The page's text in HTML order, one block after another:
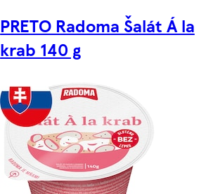
PRETO Radoma Šalát Á la
krab 140 g